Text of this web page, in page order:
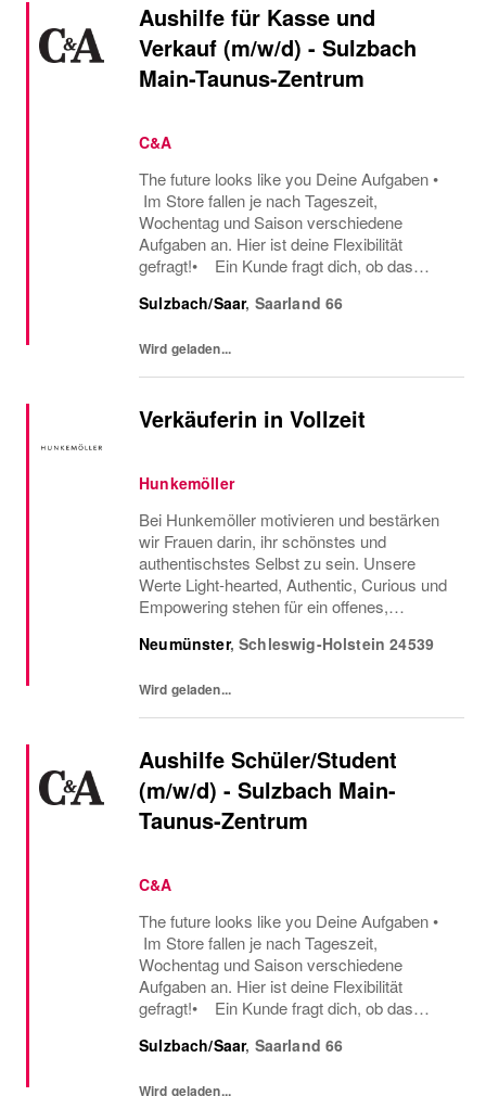
Aushilfe für Kasse und
Verkauf (m/w/d) - Sulzbach
Main-Taunus-Zentrum
C&A
The future looks like you Deine Aufgaben •
Im Store fallen je nach Tageszeit,
Wochentag und Saison verschiedene
Aufgaben an. Hier ist deine Flexibilität
gefragt!• Ein Kunde fragt dich, ob das
Größe verfügbar ist oder welcher Gürtel gut
Sulzbach/Saar, Saarland 66
Wird geladen...
Verkäuferin in Vollzeit
Hunkemöller
Bei Hunkemöller motivieren und bestärken
wir Frauen darin, ihr schönstes und
authentischstes Selbst zu sein. Unsere
Werte Light-hearted, Authentic, Curious und
Empowering stehen für ein offenes,
Neugier, Vertrauen und persönliches
Neumünster,Schleswig-Holstein 24539
Wird geladen...
Aushilfe Schüler/Student
(m/w/d) - Sulzbach Main-
Taunus-Zentrum
C&A
The future looks like you Deine Aufgaben •
Im Store fallen je nach Tageszeit,
Wochentag und Saison verschiedene
Aufgaben an. Hier ist deine Flexibilität
gefragt!• Ein Kunde fragt dich, ob das
Größe verfügbar ist oder welcher Gürtel gut
Sulzbach/Saar, Saarland 66
Wird geladen...